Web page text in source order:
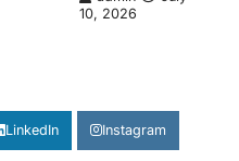
10, 2026
LinkedIn Instagram